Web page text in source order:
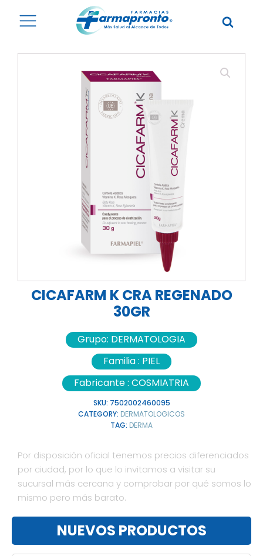
CICAFARM K CRA REGENADO
30GR
Grupo: DERMATOLOGIA
Familia : PIEL
Fabricante : COSMIATRIA
SKU: 7502002460095
CATEGORY: DERMATOLOGICOS
TAG: DERMA
Por disposición oficial tenemos precios diferenciados
por ciudad, por lo que lo invitamos a visitar su
sucursal más cercana y comprobar por qué somos lo
mismo pero más barato.
NUEVOS PRODUCTOS